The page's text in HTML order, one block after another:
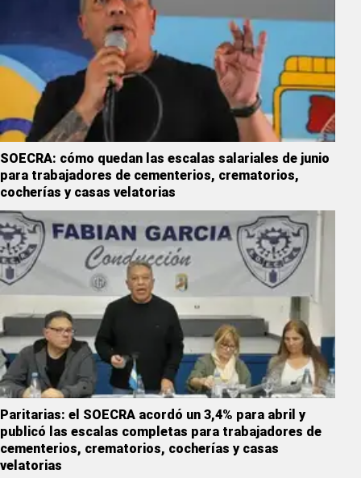
SOECRA: cómo quedan las escalas salariales de junio
para trabajadores de cementerios, crematorios,
cocherías y casas velatorias
Paritarias: el SOECRA acordó un 3,4% para abril y
publicó las escalas completas para trabajadores de
cementerios, crematorios, cocherías y casas
velatorias